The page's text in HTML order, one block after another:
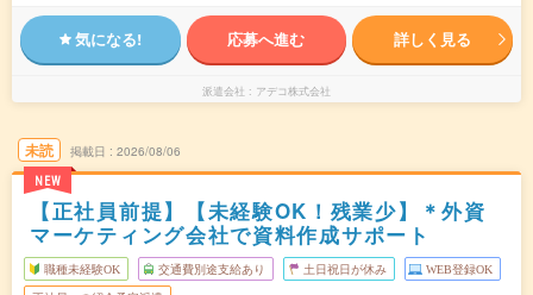
気になる! 応募へ進む 詳しく見る
派遣会社 アデコ株式会社
未読
NEW
掲載日 2026/08/06
【正社員前提】【未経験OK！残業少】＊外資
マーケティング会社で資料作成サポート
職種未経験OK 交通費別途支給あり 土日祝日が休み WEB登録OK